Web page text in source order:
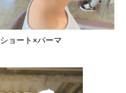
ショート×パーマ